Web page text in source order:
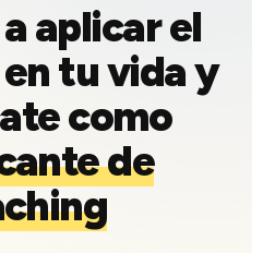
aplicar el
tu vida y
como
de